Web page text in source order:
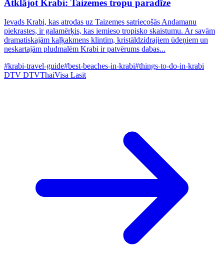
Atklājot Krabi: Taizemes tropu paradīze
Ievads Krabi, kas atrodas uz Taizemes satriecošās Andamanu
piekrastes, ir galamērķis, kas iemieso tropisko skaistumu. Ar savām
dramatiskajām kaļķakmens klintīm, kristāldzidrajiem ūdeņiem un
neskartajām pludmalēm Krabi ir patvērums dabas...
#krabi-travel-guide#best-beaches-in-krabi#things-to-do-in-krabi
DTV DTVThaiVisa Lasīt